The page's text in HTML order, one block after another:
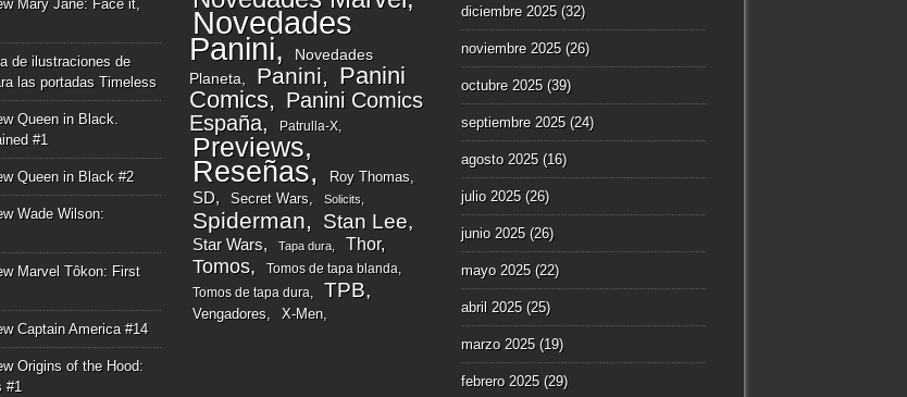
Mary Jane: Face it,
de ilustraciones de
las portadas Timeless
Queen in Black.
#1
Queen in Black #2
Wade Wilson:
Marvel Tôkon: First
Captain America #14
Origins of the Hood:
#1
Novedades
Panini
Novedades
Planeta
Panini
Panini
Comics
Panini Comics
España
Patrulla-X
Previews
Reseñas Roy Thomas
SD Secret Wars Solicits
Spiderman Stan Lee
Star Wars Tapa dura Thor
Tomos
Tomos de tapa blanda
Tomos de tapa dura
TPB
Vengadores X-Men
diciembre 2025(32)
noviembre 2025(26)
octubre 2025(39)
septiembre 2025(24)
agosto 2025(16)
julio 2025(26)
junio 2025(26)
mayo 2025(22)
abril 2025(25)
marzo 2025(19)
febrero 2025(29)